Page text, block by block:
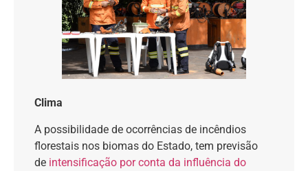
Clima
A possibilidade de ocorrências de incêndios
florestais nos biomas do Estado, tem previsão
de intensificação por conta da influência do